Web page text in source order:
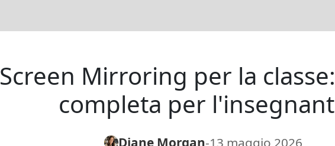
Screen Mirroring per la
completa per
Diane Morgan-13 maggio 2026